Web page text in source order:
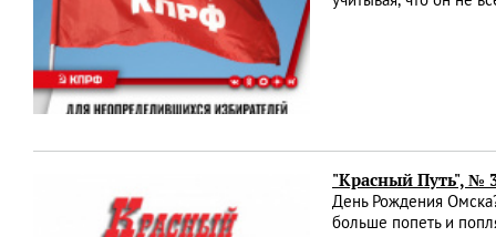
"Красный Путь", №
День Рождения
больше попеть и